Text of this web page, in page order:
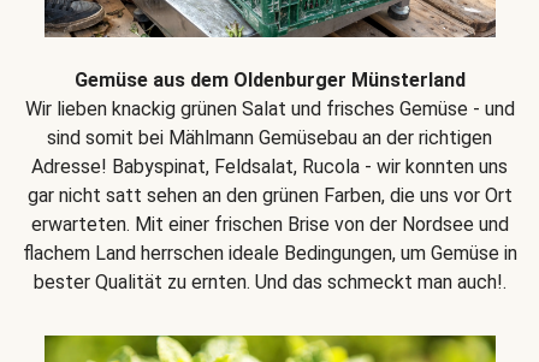
Gemüse aus dem Oldenburger Münsterland
Wir lieben knackig grünen Salat und frisches Gemüse - und
sind somit bei Mählmann Gemüsebau an der richtigen
Adresse! Babyspinat, Feldsalat, Rucola - wir konnten uns
gar nicht satt sehen an den grünen Farben, die uns vor Ort
erwarteten. Mit einer frischen Brise von der Nordsee und
flachem Land herrschen ideale Bedingungen, um Gemüse in
bester Qualität zu ernten. Und das schmeckt man auch!.